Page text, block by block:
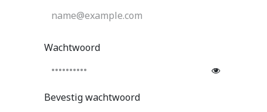
Wachtwoord
Bevestig wachtwoord